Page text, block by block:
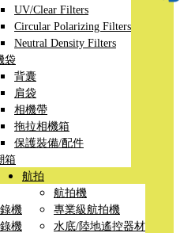
UV/Clear Filters
Circular Polarizing Filters
Neutral Density Filters
袋
背囊
肩袋
相機帶
拖拉相機箱
保護裝備/配件
箱
機
機
航拍
航拍機
專業級航拍機
水底/陸地遙控器材